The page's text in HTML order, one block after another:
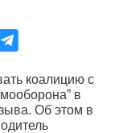
коалицию с
в
Об этом в